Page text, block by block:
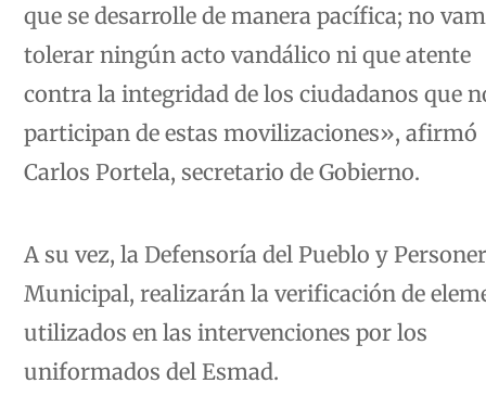
que se desarrolle de manera pacífica; no
tolerar ningún acto vandálico ni que atente
contra la integridad de los ciudadanos que
participan de estas movilizaciones», afirmó
Carlos Portela, secretario de Gobierno.
A su vez, la Defensoría del Pueblo y
Municipal, realizarán la verificación de
utilizados en las intervenciones por los
uniformados del Esmad.